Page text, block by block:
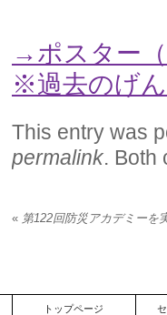
→ポスター（
※過去のげ
This entry was
permalink. Both
«第122回防災アカデミーを
トップページ